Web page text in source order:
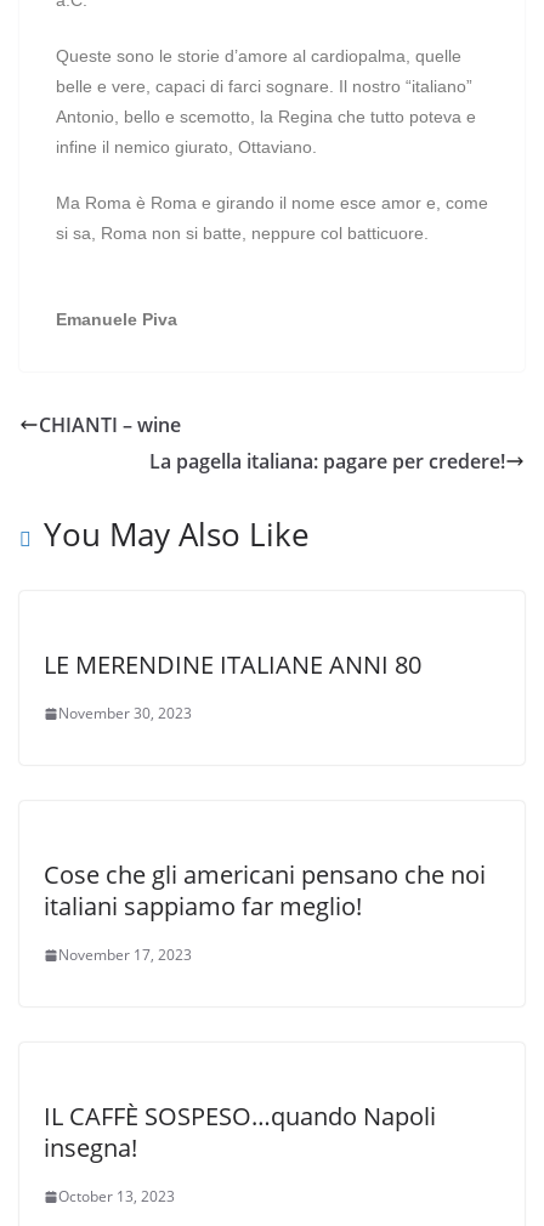
Queste sono le storie d’amore al cardiopalma, quelle
belle e vere, capaci di farci sognare. Il nostro “italiano”
Antonio, bello e scemotto, la Regina che tutto poteva e
infine il nemico giurato, Ottaviano.
Ma Roma è Roma e girando il nome esce amor e, come
si sa, Roma non si batte, neppure col batticuore.
Emanuele Piva
CHIANTI – wine
La pagella italiana: pagare per credere!
You May Also Like
LE MERENDINE ITALIANE ANNI 80
November 30, 2023
Cose che gli americani pensano che noi
italiani sappiamo far meglio!
November 17, 2023
IL CAFFÈ SOSPESO…quando Napoli
insegna!
October 13, 2023